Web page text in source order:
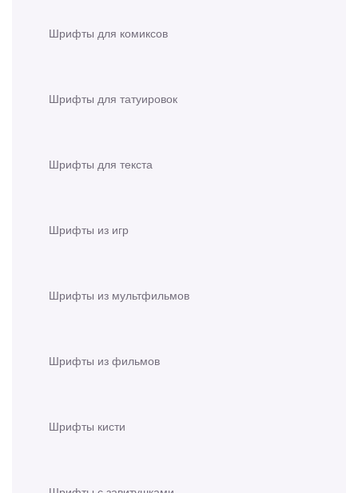
Шрифты для комиксов
Шрифты для татуировок
Шрифты для текста
Шрифты из игр
Шрифты из мультфильмов
Шрифты из фильмов
Шрифты кисти